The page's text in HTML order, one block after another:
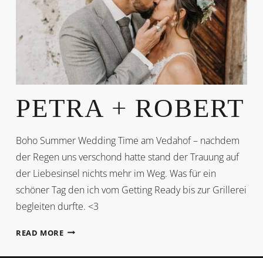
PETRA + ROBERT
Boho Summer Wedding Time am Vedahof – nachdem
der Regen uns verschond hatte stand der Trauung auf
der Liebesinsel nichts mehr im Weg. Was für ein
schöner Tag den ich vom Getting Ready bis zur Grillerei
begleiten durfte. <3
READ MOREPETRA